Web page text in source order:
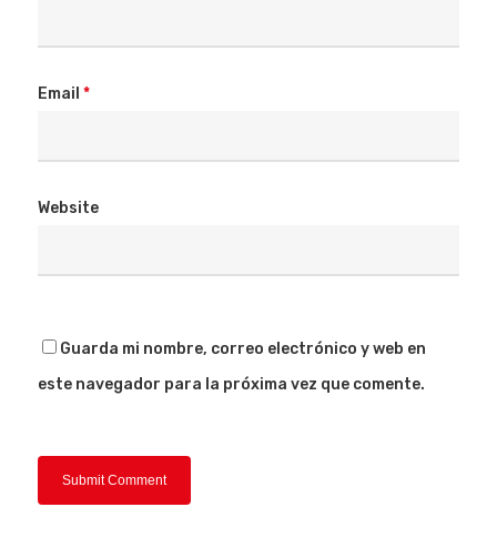
Email *
Website
Guarda mi nombre, correo electrónico y web en
este navegador para la próxima vez que comente.